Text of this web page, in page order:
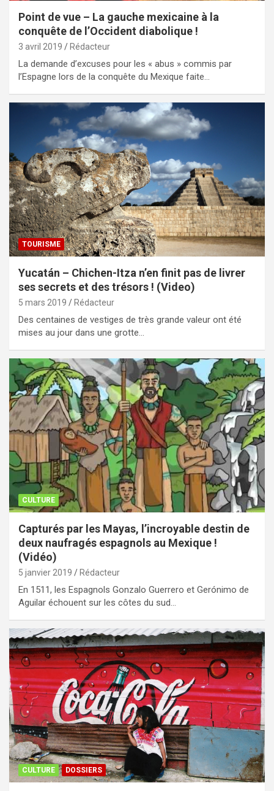
Point de vue – La gauche mexicaine à la
conquête de l’Occident diabolique !
3 avril 2019 Rédacteur
La demande d’excuses pour les « abus » commis par
l’Espagne lors de la conquête du Mexique faite…
TOURISME
Yucatán – Chichen-Itza n’en finit pas de livrer
ses secrets et des trésors ! (Video)
5 mars 2019 Rédacteur
Des centaines de vestiges de très grande valeur ont été
mises au jour dans une grotte…
CULTURE
Capturés par les Mayas, l’incroyable destin de
deux naufragés espagnols au Mexique !
(Vidéo)
5 janvier 2019 Rédacteur
En 1511, les Espagnols Gonzalo Guerrero et Gerónimo de
Aguilar échouent sur les côtes du sud…
CULTURE DOSSIERS